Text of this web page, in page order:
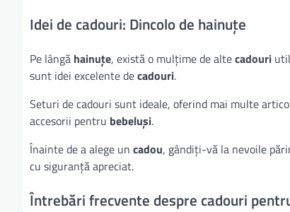
Idei de cadouri: Dincolo de hainuțe
Pe lângă hainuțe, există o mulțime de altecadouri
sunt idei excelente decadouri.
Seturi de cadouri sunt ideale, oferind mai multe
accesorii pentru bebeluși.
Înainte de a alege un cadou, gândiți-vă la nevoile
cu siguranță apreciat.
Întrebări frecvente despre cadouri